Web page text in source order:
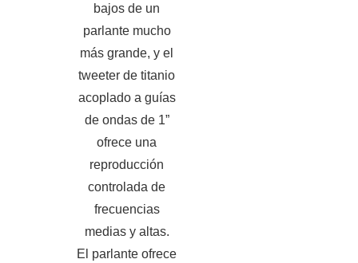
bajos de un
parlante mucho
más grande, y el
tweeter de titanio
acoplado a guías
de ondas de 1”
ofrece una
reproducción
controlada de
frecuencias
medias y altas.
El parlante ofrece